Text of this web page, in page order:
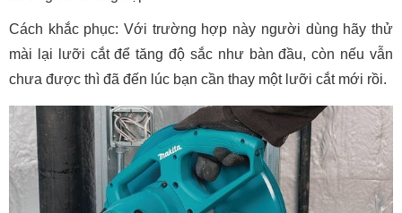
Cách khắc phục: Với trường hợp này người dùng hãy thử
mài lại lưỡi cắt để tăng độ sắc như bàn đầu, còn nếu vẫn
chưa được thì đã đến lúc bạn cần thay một lưỡi cắt mới rồi.